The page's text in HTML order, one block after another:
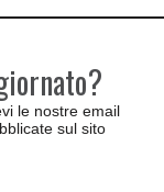
le nostre email
sul sito